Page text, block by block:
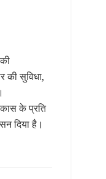
की सुविधा,
के प्रति
दिया है।